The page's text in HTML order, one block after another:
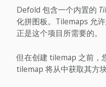
Defold 包含一个内置的
化拼图板。Tilemaps 允
正是这个项目所需要的。
但在创建 tilemap 之前，
tilemap 将从中获取其方块